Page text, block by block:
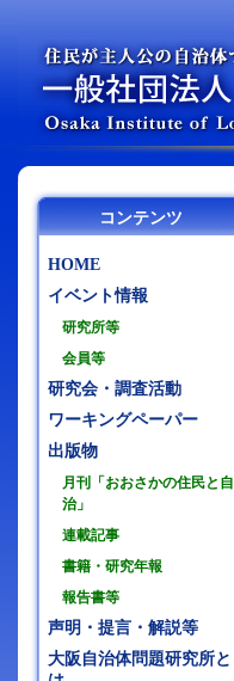
コンテンツ
HOME
イベント情報
研究所等
会員等
研究会・調査活動
ワーキングペーパー
出版物
月刊「おおさかの住民と自
治」
連載記事
書籍・研究年報
報告書等
声明・提言・解説等
大阪自治体問題研究所と